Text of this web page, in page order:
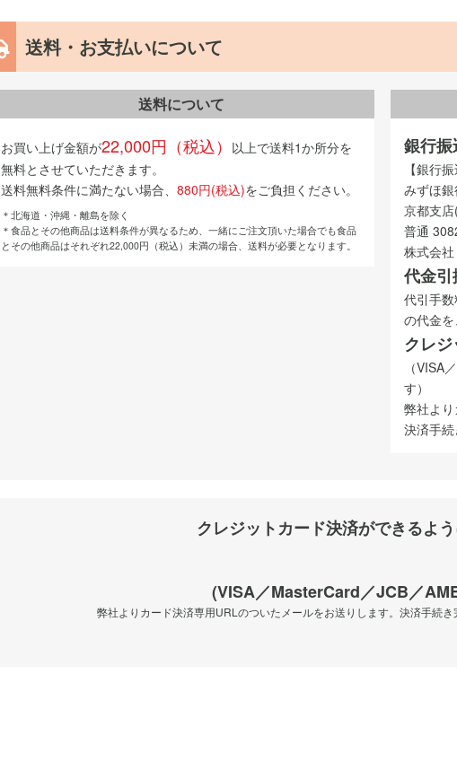
送料・お支払いについて
送料について
お買い上げ金額が22,000円（税込） 以上で送料1か所分を
無料とさせていただきます。
送料無料条件に満たない場合、 880円(税込)をご負担ください。
＊北海道・沖縄・離島を除く
＊食品とその他商品は送料条件が異なるため、一緒にご注文頂いた場合でも食品
とその他商品はそれぞれ22,000円（税込）未満の場合、送料が必要となります。
銀行振
【銀行
みずほ
京都支
普通
株式会
代金引
代引手
の代金
クレ
（VISA
す）
弊社よ
決済手続
クレジットカード決済ができるよう
(VISA／MasterCard／JCB／
弊社よりカード決済専用URLのついたメールをお送りします。決済手続き